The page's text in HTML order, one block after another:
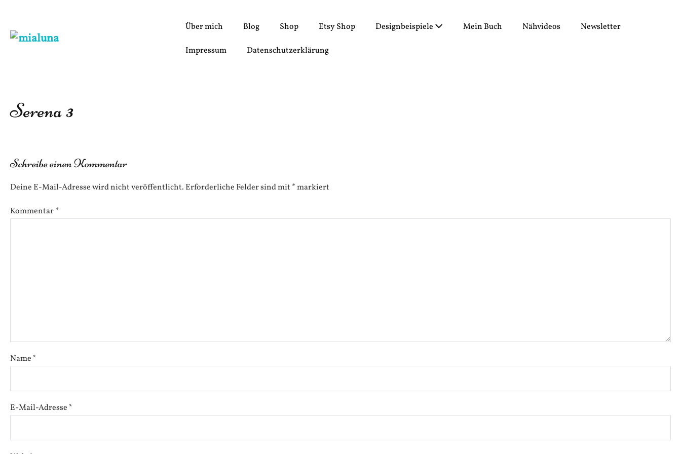
springen
Über mich Blog Shop Etsy Shop Designbeispiele Mein Buch Nähvideos Newsletter
Impressum Datenschutzerklärung
Serena 3
Schreibe einen Kommentar
Deine E-Mail-Adresse wird nicht veröffentlicht. Erforderliche Felder sind mit *markiert
Kommentar*
Name *
E-Mail-Adresse *